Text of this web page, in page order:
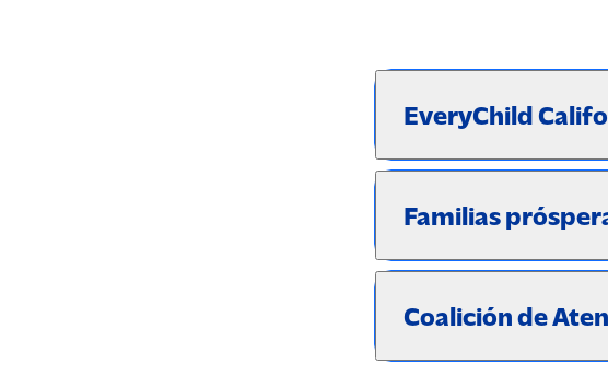
EveryChild
Familias
Coalición de